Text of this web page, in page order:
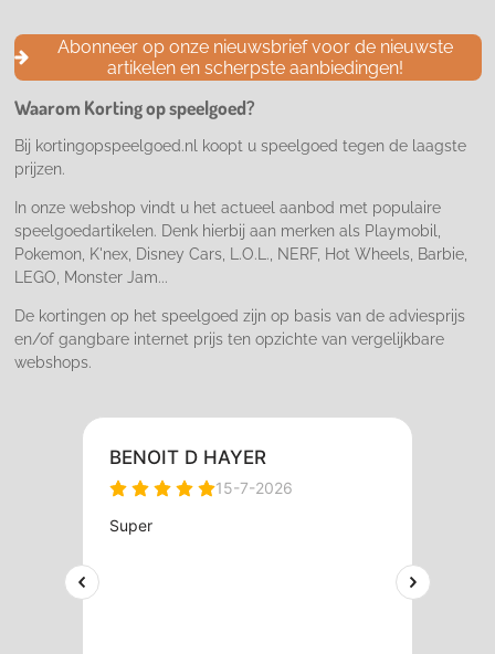
e
o
k
t
a
g
r
a
m
T
o
k
Abonneer op onze nieuwsbrief voor de nieuwste
artikelen en scherpste aanbiedingen!
Waarom Korting op speelgoed?
Bij kortingopspeelgoed.nl koopt u speelgoed tegen de laagste
prijzen.
In onze webshop vindt u het actueel aanbod met populaire
speelgoedartikelen. Denk hierbij aan merken als Playmobil,
Pokemon, K'nex, Disney Cars, L.O.L., NERF, Hot Wheels, Barbie,
LEGO, Monster Jam...
De kortingen op het speelgoed zijn op basis van de adviesprijs
en/of gangbare internet prijs ten opzichte van vergelijkbare
webshops.